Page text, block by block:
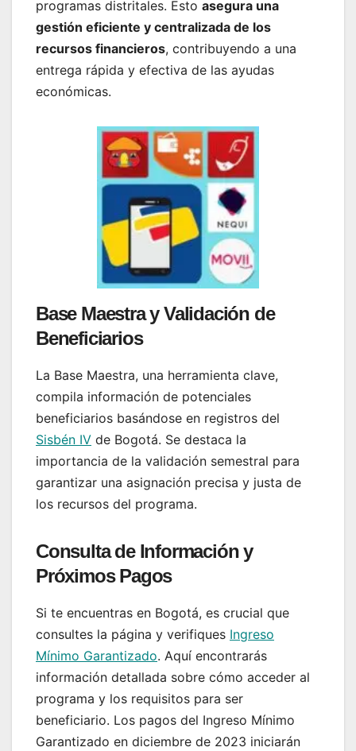
programas distritales. Esto asegura una
gestión eficiente y centralizada de los
recursos financieros, contribuyendo a una
entrega rápida y efectiva de las ayudas
económicas.
Base Maestra y Validación de
Beneficiarios
La Base Maestra, una herramienta clave,
compila información de potenciales
beneficiarios basándose en registros del
Sisbén IV de Bogotá. Se destaca la
importancia de la validación semestral para
garantizar una asignación precisa y justa de
los recursos del programa.
Consulta de Información y
Próximos Pagos
Si te encuentras en Bogotá, es crucial que
consultes la página y verifiques Ingreso
Mínimo Garantizado. Aquí encontrarás
información detallada sobre cómo acceder al
programa y los requisitos para ser
beneficiario. Los pagos del Ingreso Mínimo
Garantizado en diciembre de 2023 iniciarán